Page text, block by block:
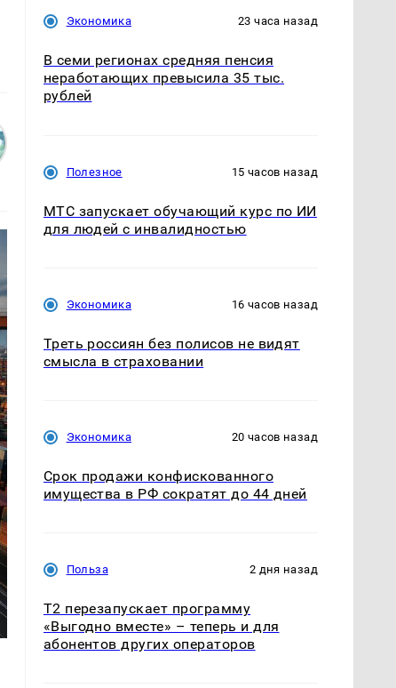
Экономика 23 часа назад
В семи регионах средняя пенсия
неработающих превысила 35 тыс.
рублей
Полезное 15 часов назад
МТС запускает обучающий курс по ИИ
для людей с инвалидностью
Экономика 16 часов назад
Треть россиян без полисов не видят
смысла в страховании
Экономика 20 часов назад
Срок продажи конфискованного
имущества в РФ сократят до 44 дней
Польза 2 дня назад
Т2 перезапускает программу
«Выгодно вместе» – теперь и для
абонентов других операторов